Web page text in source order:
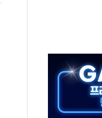
… 예술·체육요원 최대 33% 감축
특사'로 콜롬비아 대통령 취임
시간당 30mm 강한 비...호우